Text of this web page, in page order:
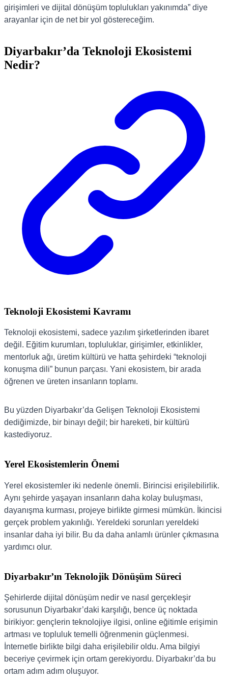
girişimleri ve dijital dönüşüm toplulukları yakınımda” diye
arayanlar için de net bir yol göstereceğim.
Diyarbakır’da Teknoloji Ekosistemi
Nedir?
Teknoloji Ekosistemi Kavramı
Teknoloji ekosistemi, sadece yazılım şirketlerinden ibaret
değil. Eğitim kurumları, topluluklar, girişimler, etkinlikler,
mentorluk ağı, üretim kültürü ve hatta şehirdeki “teknoloji
konuşma dili” bunun parçası. Yani ekosistem, bir arada
öğrenen ve üreten insanların toplamı.
Bu yüzden Diyarbakır’da Gelişen Teknoloji Ekosistemi
dediğimizde, bir binayı değil; bir hareketi, bir kültürü
kastediyoruz.
Yerel Ekosistemlerin Önemi
Yerel ekosistemler iki nedenle önemli. Birincisi erişilebilirlik.
Aynı şehirde yaşayan insanların daha kolay buluşması,
dayanışma kurması, projeye birlikte girmesi mümkün. İkincisi
gerçek problem yakınlığı. Yereldeki sorunları yereldeki
insanlar daha iyi bilir. Bu da daha anlamlı ürünler çıkmasına
yardımcı olur.
Diyarbakır’ın Teknolojik Dönüşüm Süreci
Şehirlerde dijital dönüşüm nedir ve nasıl gerçekleşir
sorusunun Diyarbakır’daki karşılığı, bence üç noktada
birikiyor: gençlerin teknolojiye ilgisi, online eğitimle erişimin
artması ve topluluk temelli öğrenmenin güçlenmesi.
İnternetle birlikte bilgi daha erişilebilir oldu. Ama bilgiyi
beceriye çevirmek için ortam gerekiyordu. Diyarbakır’da bu
ortam adım adım oluşuyor.